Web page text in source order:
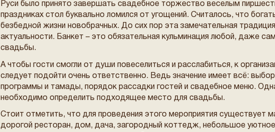
Руси было принято завершать свадебное торжество веселым
праздниках стол буквально ломился от угощений. Считалось, что
безбедной жизни новобрачных. До сих пор эта замечательная
актуальности. Банкет – это обязательная кульминация любой, даже
свадьбы.
А чтобы гости смогли от души повеселиться и расслабиться, к
следует подойти очень ответственно. Ведь значение имеет всё:
программы и тамады, порядок рассадки гостей и свадебное меню.
необходимо определить подходящее место для свадьбы.
Стоит отметить, что для проведения этого мероприятия существует
дорогой ресторан, дом, дача, загородный коттедж, небольшое